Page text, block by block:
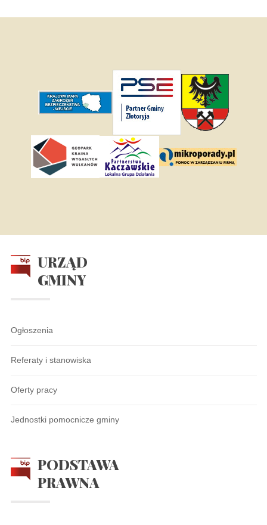
URZĄD
GMINY
Ogłoszenia
Referaty i stanowiska
Oferty pracy
Jednostki pomocnicze gminy
PODSTAWA
PRAWNA